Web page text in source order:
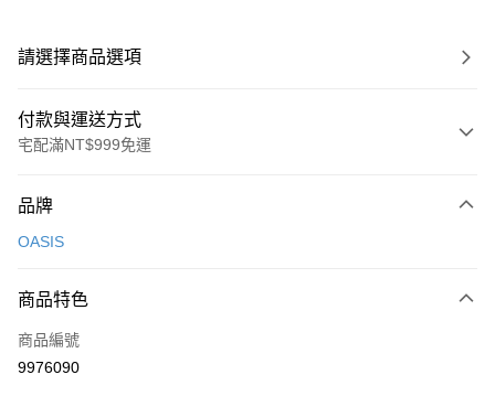
請選擇商品選項
付款與運送方式
宅配滿NT$999免運
信用卡一次付款
3 期 0 利率 每期
合作金庫商業銀行
上海商業儲蓄銀行
合作金庫商業銀行
即享券
品牌
OASIS
商品特色
商品編號
9976090